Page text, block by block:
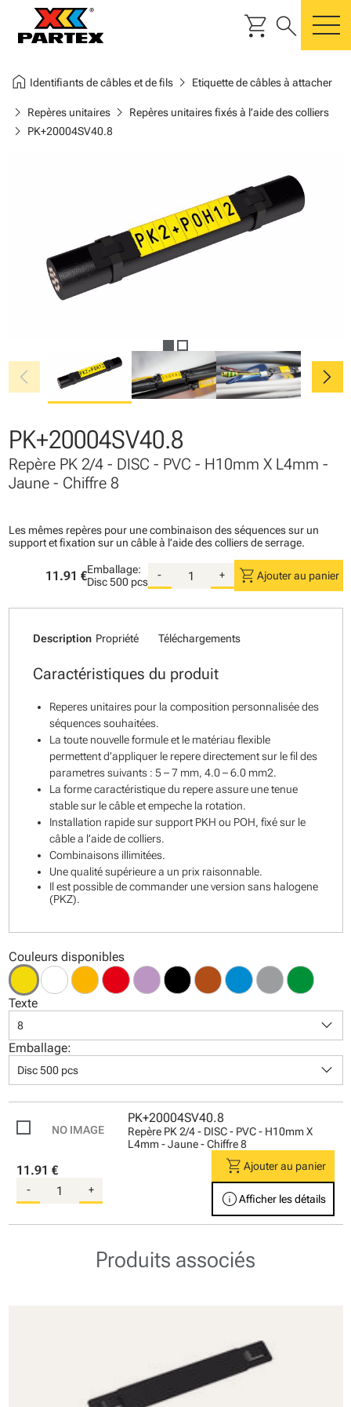
shopping_cart search
home Identifiants de câbles et de filschevron_right Etiquette de câbles à attacher
chevron_right Repères unitaireschevron_right Repères unitaires fixés à l’aide des colliers
chevron_right PK+20004SV40.8
chevron_left chevron_right
PK+20004SV40.8
Repère PK 2/4 - DISC - PVC - H10mm X L4mm -
Jaune - Chiffre 8
Les mêmes repères pour une combinaison des séquences sur un
support et fixation sur un câble à l’aide des colliers de serrage.
11.91 €Emballage:
Disc500 pcs
- + shopping_cart Ajouter au panier
Description Propriété Téléchargements
Caractéristiques du produit
Reperes unitaires pour la composition personnalisée des
séquences souhaitées.
La toute nouvelle formule et le matériau flexible
permettent d’appliquer le repere directement sur le fil des
parametres suivants : 5 – 7 mm, 4.0 – 6.0 mm2.
La forme caractéristique du repere assure une tenue
stable sur le câble et empeche la rotation.
Installation rapide sur support PKH ou POH, fixé sur le
câble a l’aide de colliers.
Combinaisons illimitées.
Une qualité supérieure a un prix raisonnable.
Il est possible de commander une version sans halogene
(PKZ).
Couleurs disponibles
Texte
8 keyboard_arrow_down
Emballage:
Disc 500 pcs keyboard_arrow_down
PK+20004SV40.8
Repère PK 2/4 - DISC - PVC - H10mm X
L4mm - Jaune - Chiffre 8
11.91 €
- +
shopping_cart Ajouter au panier
infoAfficher les détails
Produits associés